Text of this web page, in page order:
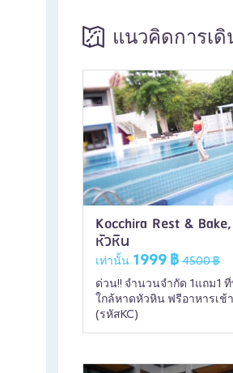
แนวคิดการเดิ
Kocchira Rest & Bake,
หัวหิน
เท่านั้น 1999 ฿ 4500 ฿
ด่วน!! จำนวนจำกัด 1แถม1
ใกล้หาดหัวหิน ฟรีอาหารเช้
(รหัสKC)